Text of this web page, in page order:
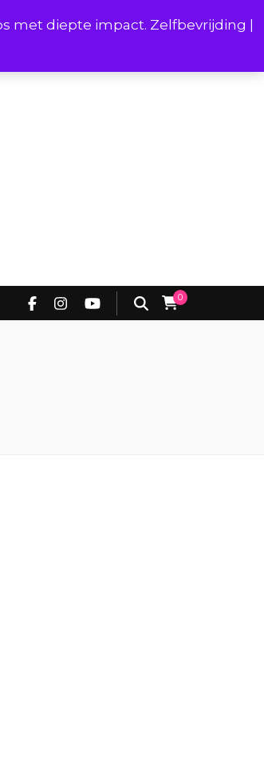
met diepte impact. Zelfbevrijding |
0
Onderhuids